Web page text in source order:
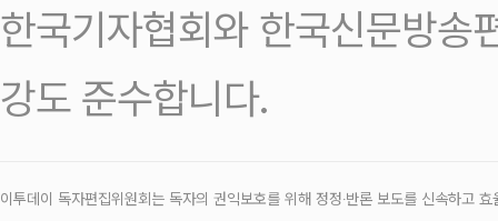
한국기자협회와 한국신문방송
강도 준수합니다.
이투데이 독자편집위원회는 독자의 권익보호를 위해 정정‧반론 보도를 신속하고